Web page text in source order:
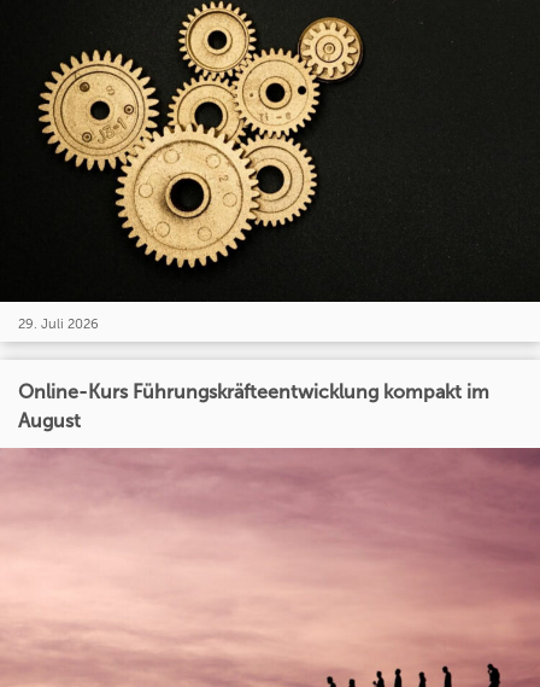
29. Juli 2026
Online-Kurs Führungskräfteentwicklung kompakt im
August